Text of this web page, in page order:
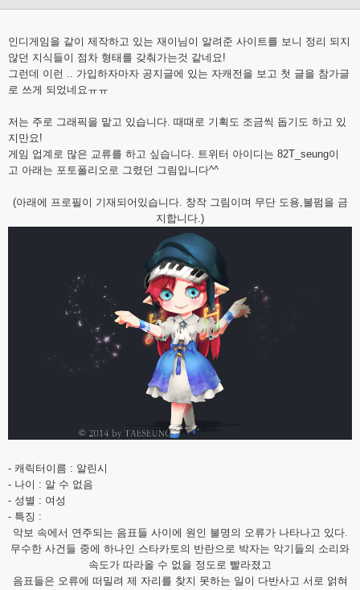
인디게임을 같이 제작하고 있는 재이님이 알려준 사이트를 보니 정리 되지
않던 지식들이 점차 형태를 갖춰가는것 같네요!
그런데 이런 .. 가입하자마자 공지글에 있는 자캐전을 보고 첫 글을 참가글
로 쓰게 되었네요ㅠㅠ
저는 주로 그래픽을 맡고 있습니다. 때때로 기획도 조금씩 돕기도 하고 있
지만요!
게임 업계로 많은 교류를 하고 싶습니다. 트위터 아이디는 82T_seung이
고 아래는 포토폴리오로 그렸던 그림입니다^^
(아래에 프로필이 기재되어있습니다. 창작 그림이며 무단 도용,불펌을 금
지합니다.)
- 캐릭터이름 : 알린시
- 나이 : 알 수 없음
- 성별 : 여성
- 특징 :
악보 속에서 연주되는 음표들 사이에 원인 불명의 오류가 나타나고 있다.
무수한 사건들 중에 하나인 스타카토의 반란으로 박자는 악기들의 소리와
속도가 따라올 수 없을 정도로 빨라졌고
음표들은 오류에 떠밀려 제 자리를 찾지 못하는 일이 다반사고 서로 얽혀